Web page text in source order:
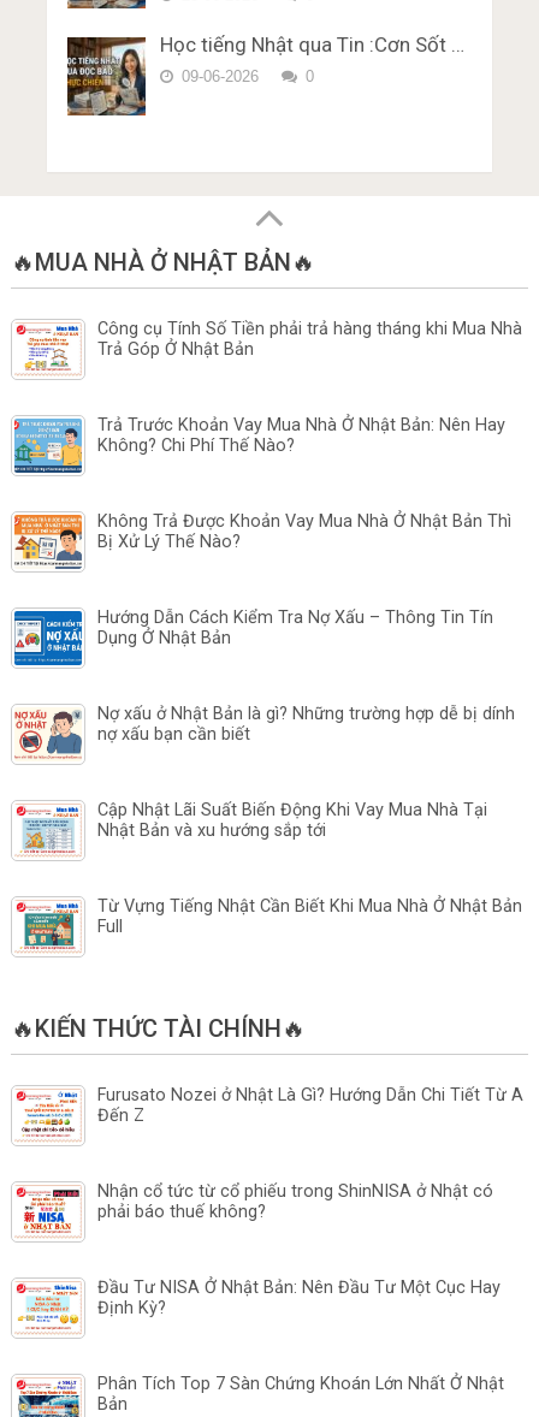
Học tiếng Nhật qua Tin :Cơn Sốt …
09-06-2026 0
🔥MUA NHÀ Ở NHẬT BẢN🔥
Công cụ Tính Số Tiền phải trả hàng tháng khi Mua Nhà
Trả Góp Ở Nhật Bản
Trả Trước Khoản Vay Mua Nhà Ở Nhật Bản: Nên Hay
Không? Chi Phí Thế Nào?
Không Trả Được Khoản Vay Mua Nhà Ở Nhật Bản Thì
Bị Xử Lý Thế Nào?
Hướng Dẫn Cách Kiểm Tra Nợ Xấu – Thông Tin Tín
Dụng Ở Nhật Bản
Nợ xấu ở Nhật Bản là gì? Những trường hợp dễ bị dính
nợ xấu bạn cần biết
Cập Nhật Lãi Suất Biến Động Khi Vay Mua Nhà Tại
Nhật Bản và xu hướng sắp tới
Từ Vựng Tiếng Nhật Cần Biết Khi Mua Nhà Ở Nhật Bản
Full
🔥KIẾN THỨC TÀI CHÍNH🔥
Furusato Nozei ở Nhật Là Gì? Hướng Dẫn Chi Tiết Từ A
Đến Z
Nhận cổ tức từ cổ phiếu trong ShinNISA ở Nhật có
phải báo thuế không?
Đầu Tư NISA Ở Nhật Bản: Nên Đầu Tư Một Cục Hay
Định Kỳ?
Phân Tích Top 7 Sàn Chứng Khoán Lớn Nhất Ở Nhật
Bản